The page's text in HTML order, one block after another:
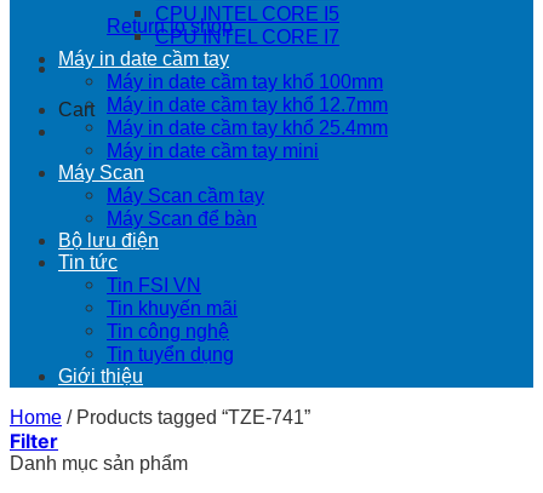
Return to shop
Cart
CPU INTEL CORE I5
CPU INTEL CORE I7
Máy in date cầm tay
Máy in date cầm tay khổ 100mm
Máy in date cầm tay khổ 12.7mm
Máy in date cầm tay khổ 25.4mm
Máy in date cầm tay mini
Máy Scan
Máy Scan cầm tay
Máy Scan để bàn
Bộ lưu điện
Tin tức
Tin FSI VN
Tin khuyến mãi
Tin công nghệ
Tin tuyển dụng
Giới thiệu
Home /Products tagged “TZE-741”
Filter
Danh mục sản phẩm